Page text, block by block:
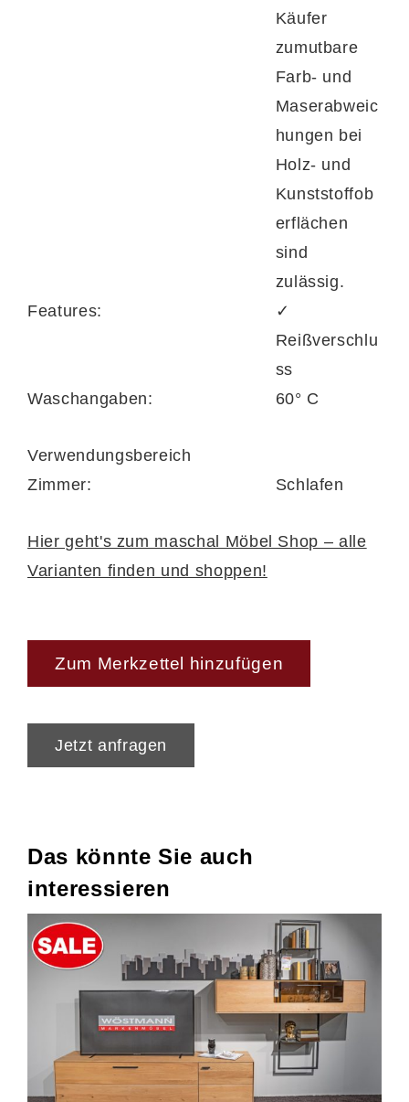
Käufer
zumutbare
Farb- und
Maserabweic
hungen bei
Holz- und
Kunststoffob
erflächen
sind
zulässig.
Features:
✓
Reißverschlu
ss
Waschangaben:
60° C
Verwendungsbereich
Zimmer:
Schlafen
Hier geht's zum maschal Möbel Shop – alle
Varianten finden und shoppen!
Zum Merkzettel hinzufügen
Jetzt anfragen
Das könnte Sie auch
interessieren